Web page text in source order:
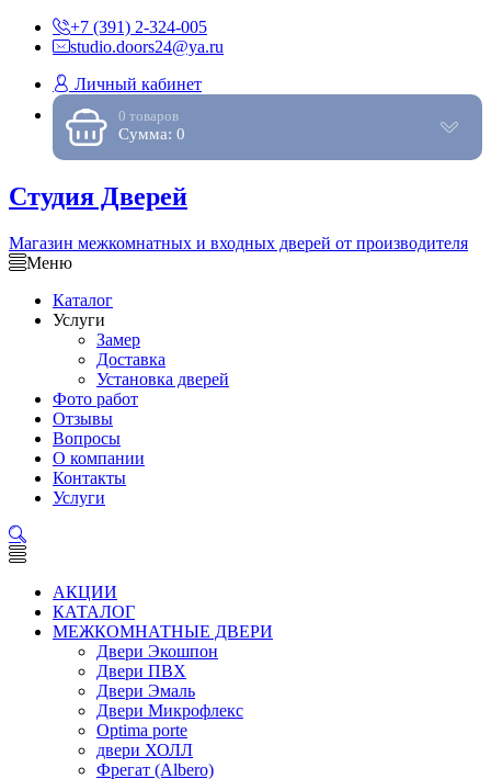
+7 (391) 2-324-005
studio.doors24@ya.ru
Личный кабинет
0 товаров
Сумма: 0
Студия Дверей
Магазин межкомнатных и входных дверей от производителя
Меню
Каталог
Услуги
Замер
Доставка
Установка дверей
Фото работ
Отзывы
Вопросы
О компании
Контакты
Услуги
АКЦИИ
КАТАЛОГ
МЕЖКОМНАТНЫЕ ДВЕРИ
Двери Экошпон
Двери ПВХ
Двери Эмаль
Двери Микрофлекс
Optima porte
двери ХОЛЛ
Фрегат (Albero)